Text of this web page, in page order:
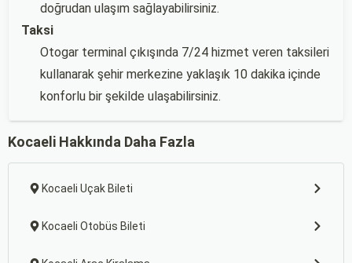
doğrudan ulaşım sağlayabilirsiniz.
Taksi
Otogar terminal çıkışında 7/24 hizmet veren taksileri
kullanarak şehir merkezine yaklaşık 10 dakika içinde
konforlu bir şekilde ulaşabilirsiniz.
Kocaeli Hakkında Daha Fazla
Kocaeli Uçak Bileti
Kocaeli Otobüs Bileti